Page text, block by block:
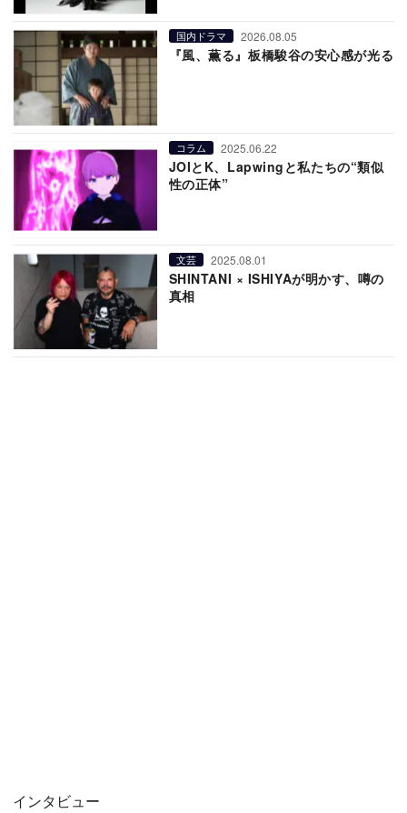
国内ドラマ 2026.08.05
『風、薫る』板橋駿谷の安心感が光る
コラム 2025.06.22
JOIとK、Lapwingと私たちの“類似
性の正体”
文芸 2025.08.01
SHINTANI × ISHIYAが明かす、噂の
真相
インタビュー